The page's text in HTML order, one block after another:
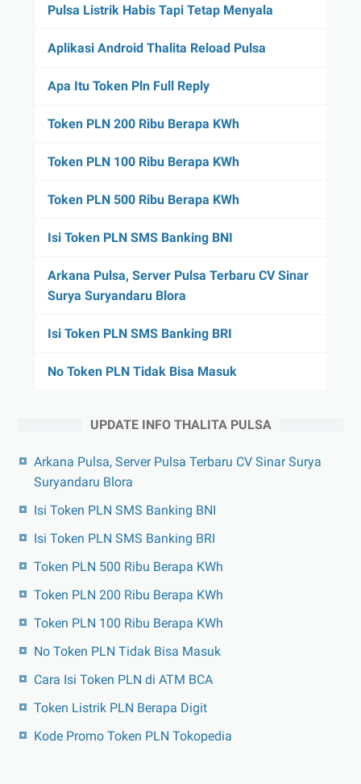
Pulsa Listrik Habis Tapi Tetap Menyala
Aplikasi Android Thalita Reload Pulsa
Apa Itu Token Pln Full Reply
Token PLN 200 Ribu Berapa KWh
Token PLN 100 Ribu Berapa KWh
Token PLN 500 Ribu Berapa KWh
Isi Token PLN SMS Banking BNI
Arkana Pulsa, Server Pulsa Terbaru CV Sinar
Surya Suryandaru Blora
Isi Token PLN SMS Banking BRI
No Token PLN Tidak Bisa Masuk
UPDATE INFO THALITA PULSA
Arkana Pulsa, Server Pulsa Terbaru CV Sinar Surya
Suryandaru Blora
Isi Token PLN SMS Banking BNI
Isi Token PLN SMS Banking BRI
Token PLN 500 Ribu Berapa KWh
Token PLN 200 Ribu Berapa KWh
Token PLN 100 Ribu Berapa KWh
No Token PLN Tidak Bisa Masuk
Cara Isi Token PLN di ATM BCA
Token Listrik PLN Berapa Digit
Kode Promo Token PLN Tokopedia